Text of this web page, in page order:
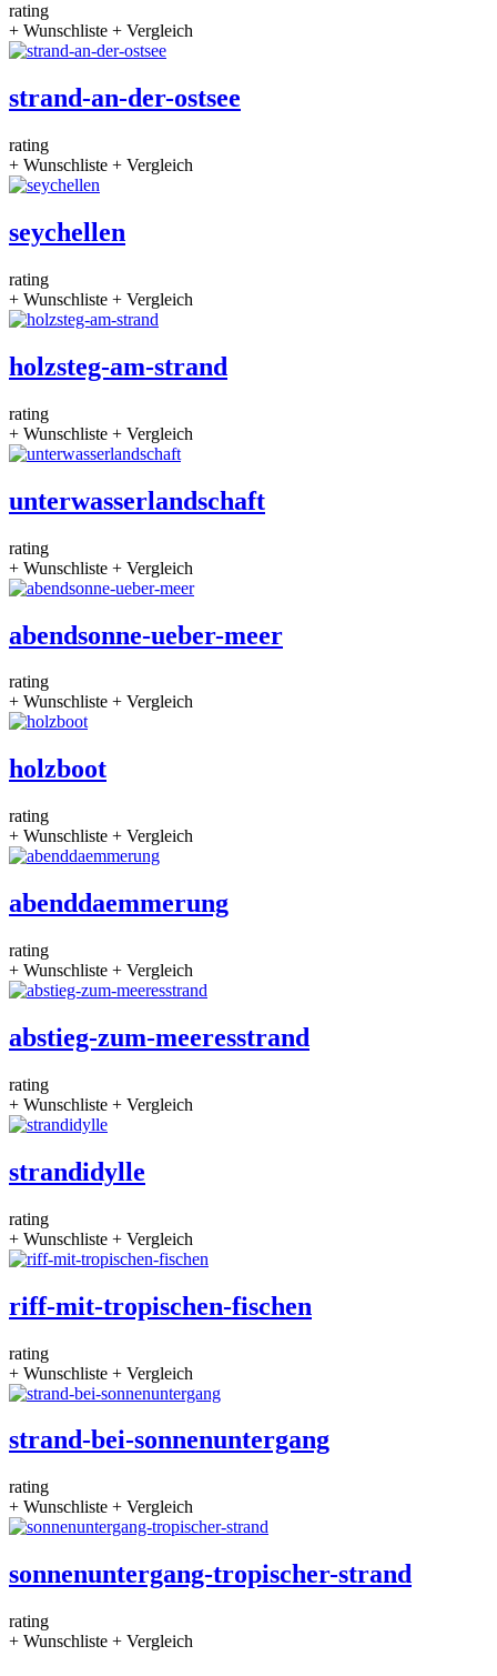
rating
+ Wunschliste + Vergleich
strand-an-der-ostsee
rating
+ Wunschliste + Vergleich
seychellen
rating
+ Wunschliste + Vergleich
holzsteg-am-strand
rating
+ Wunschliste + Vergleich
unterwasserlandschaft
rating
+ Wunschliste + Vergleich
abendsonne-ueber-meer
rating
+ Wunschliste + Vergleich
holzboot
rating
+ Wunschliste + Vergleich
abenddaemmerung
rating
+ Wunschliste + Vergleich
abstieg-zum-meeresstrand
rating
+ Wunschliste + Vergleich
strandidylle
rating
+ Wunschliste + Vergleich
riff-mit-tropischen-fischen
rating
+ Wunschliste + Vergleich
strand-bei-sonnenuntergang
rating
+ Wunschliste + Vergleich
sonnenuntergang-tropischer-strand
rating
+ Wunschliste + Vergleich